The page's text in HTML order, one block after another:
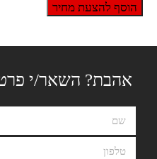
הוסף להצעת מחיר
אהבת? השאר/י